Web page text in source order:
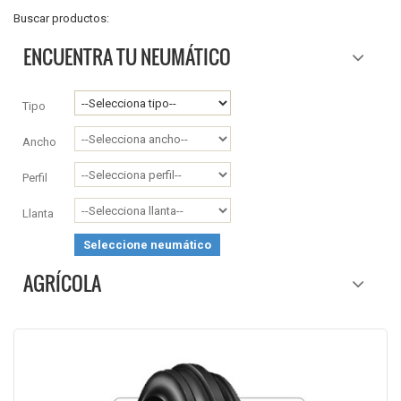
Buscar productos:
ENCUENTRA TU NEUMÁTICO
Tipo
Ancho
Perfil
Llanta
Seleccione neumático
AGRÍCOLA